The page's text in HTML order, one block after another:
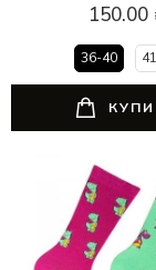
150.00
36-40